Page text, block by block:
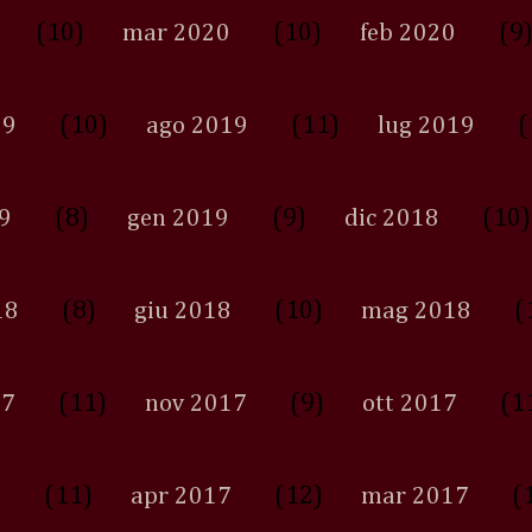
(10) mar 2020 (10) feb 2020 (9)
(10) ago 2019 (11) lug 2019
(8) gen 2019 (9) dic 2018 (10)
(8) giu 2018 (10) mag 2018
(11) nov 2017 (9) ott 2017
(11) apr 2017 (12) mar 2017